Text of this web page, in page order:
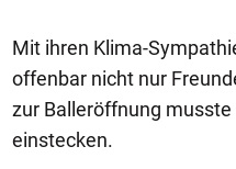
Mit ihren Klima-
offenbar nicht nur
zur Balleröffnung musste
einstecken.